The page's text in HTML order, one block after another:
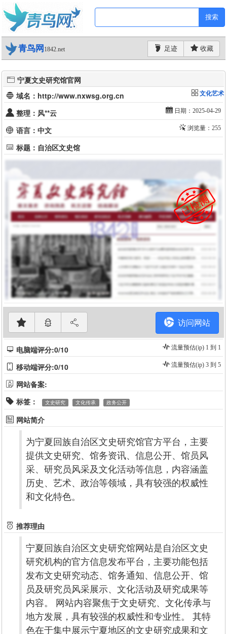
搜索
青鸟网 1842.net 足迹 收藏
宁夏文史研究馆官网
域名：http://www.nxwsg.org.cn
文化艺术
整理：风**云 日期：2025-04-29
语言：中文 浏览量：255
标题：自治区文史馆
访问网站
电脑端评分:0/10 流量预估(ip) 1 到 1
移动端评分:0/10 流量预估(ip) 3 到 5
网站备案:
标签：
文史研究 文化传承 政务公开
网站简介
为宁夏回族自治区文史研究馆官方平台，主要
提供文史研究、馆务资讯、信息公开、馆员风
采、研究员风采及文化活动等信息，内容涵盖
历史、艺术、政治等领域，具有较强的权威性
和文化特色。
推荐理由
宁夏回族自治区文史研究馆网站是自治区文史
研究机构的官方信息发布平台，主要功能包括
发布文史研究动态、馆务通知、信息公开、馆
员及研究员风采展示、文化活动及研究成果等
内容。 网站内容聚焦于文史研究、文化传承与
地方发展，具有较强的权威性和专业性。 其特
色在于集中展示宁夏地区的文史研究成果和文